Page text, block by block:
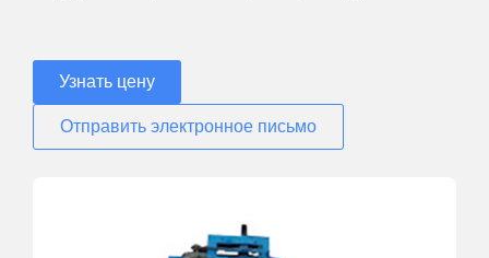
Узнать цену
Отправить электронное письмо